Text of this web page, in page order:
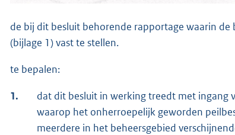
de bij dit besluit behorende rapportage waarin
(bijlage 1) vast te stellen.
te bepalen:
1.
dat dit besluit in werking treedt met ingang
waarop het onherroepelijk geworden
meerdere in het beheersgebied